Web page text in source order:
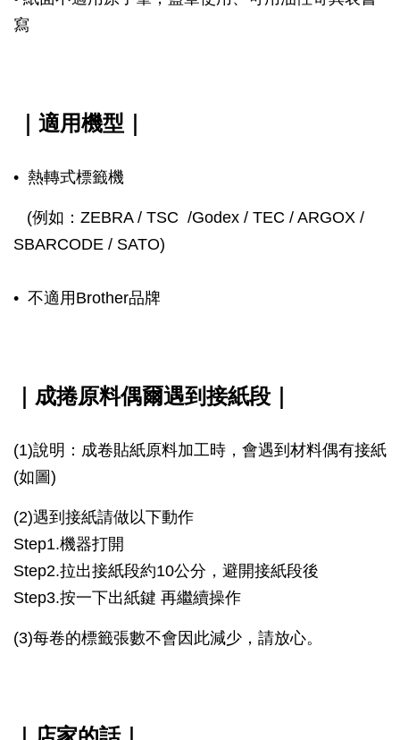
寫
適用機型
• 熱轉式標籤機
(例如：ZEBRA / TSC /Godex / TEC / ARGOX /
SBARCODE / SATO)
• 不適用Brother品牌
成捲原料偶爾遇到接紙段
(1)說明：成卷貼紙原料加工時，會遇到材料偶有接紙
(如圖)
(2)遇到接紙請做以下動作
Step1.機器打開
Step2.拉出接紙段約10公分，避開接紙段後
Step3.按一下出紙鍵 再繼續操作
(3)每卷的標籤張數不會因此減少，請放心。